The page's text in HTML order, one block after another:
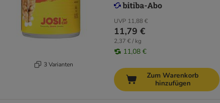
3 Varianten
UVP 11,88 €
11,79 €
2,37 € / kg
11,08 €
Zum Warenkorb
hinzufügen